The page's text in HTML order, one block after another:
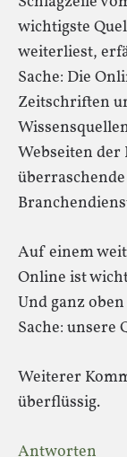
wichtigste
weiterliest,
Sache: Die
Zeitschriften
Webseiten der
Auf einem
Online ist
Und ganz
Sache: unsere
Weiterer
überflüssig.
Antworten